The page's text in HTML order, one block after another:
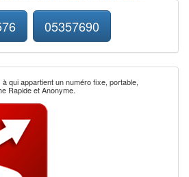
05357690
qui appartient un numéro fixe, portable,
Rapide et Anonyme.